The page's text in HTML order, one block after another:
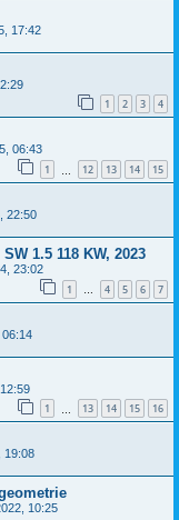
17:42
1 2 3 4
06:43
1 12 13 14 15
22:50
1.5 118 KW, 2023
23:02
1 … 4 5 6 7
06:14
1 13 14 15 16
19:08
10:25